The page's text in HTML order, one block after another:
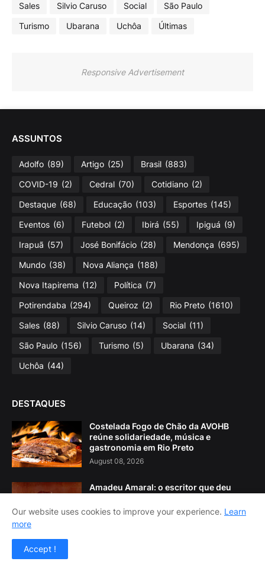
Sales
Silvio Caruso Social
São Paulo
Turismo
Ubarana Uchôa Últimas
Responsive Advertisement
ASSUNTOS
Adolfo (89) Artigo (25) Brasil (883)
COVID-19 (2) Cedral (70) Cotidiano (2)
Destaque (68) Educação (103) Esportes (145)
Eventos (6) Futebol (2) Ibirá (55) Ipiguá (9)
Irapuã (57) José Bonifácio (28) Mendonça (695)
Mundo (38) Nova Aliança (188)
Nova Itapirema (12) Política (7)
Potirendaba (294) Queiroz (2) Rio Preto (1610)
Sales (88) Silvio Caruso (14) Social (11)
São Paulo (156) Turismo (5) Ubarana (34)
Uchôa (44)
DESTAQUES
Costelada Fogo de Chão da AVOHB
reúne solidariedade, música e
gastronomia em Rio Preto
August 08, 2026
Amadeu Amaral: o escritor que deu
August 08, 2026
Our website uses cookies to improve your experience. Learn
more
Accept !